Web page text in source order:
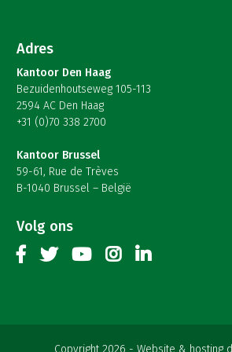
Adres
Kantoor Den Haag
Bezuidenhoutseweg 105-113
2594 AC Den Haag
+31 (0)70 338 2700
Kantoor Brussel
59-61, Rue de Trèves
B-1040 Brussel – België
Volg ons